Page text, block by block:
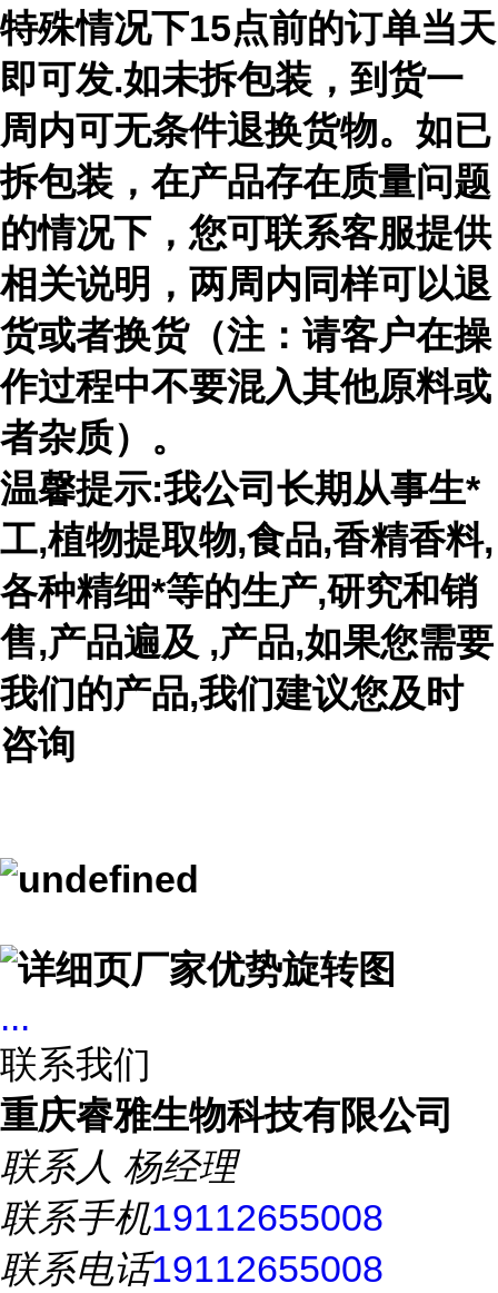
特殊情况下15点前的订单当天
即可发.如未拆包装，到货一
周内可无条件退换货物。如已
拆包装，在产品存在质量问题
的情况下，您可联系客服提供
相关说明，两周内同样可以退
货或者换货（注：请客户在操
作过程中不要混入其他原料或
者杂质）。
温馨提示:我公司长期从事生*
工,植物提取物,食品,香精香料,
各种精细*等的生产,研究和销
售,产品遍及 ,产品,如果您需要
我们的产品,我们建议您及时
咨询
...
联系我们
重庆睿雅生物科技有限公司
联系人 杨经理
联系手机19112655008
联系电话19112655008